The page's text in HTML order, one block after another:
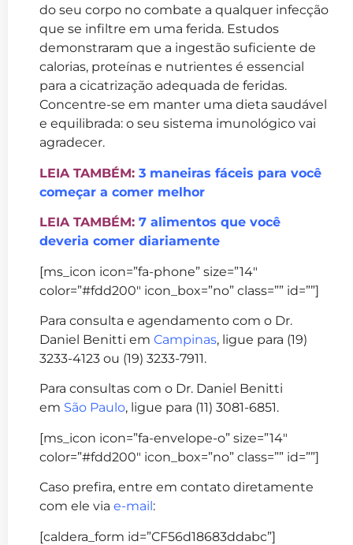
do seu corpo no combate a qualquer infecção
que se infiltre em uma ferida. Estudos
demonstraram que a ingestão suficiente de
calorias, proteínas e nutrientes é essencial
para a cicatrização adequada de feridas.
Concentre-se em manter uma dieta saudável
e equilibrada: o seu sistema imunológico vai
agradecer.
LEIA TAMBÉM: 3 maneiras fáceis para você
começar a comer melhor
LEIA TAMBÉM: 7 alimentos que você
deveria comer diariamente
[ms_icon icon=”fa-phone” size=”14″
color=”#fdd200″ icon_box=”no” class=”” id=””]
Para consulta e agendamento com o Dr.
Daniel Benitti em Campinas, ligue para (19)
3233-4123 ou (19) 3233-7911.
Para consultas com o Dr. Daniel Benitti
em São Paulo, ligue para (11) 3081-6851.
[ms_icon icon=”fa-envelope-o” size=”14″
color=”#fdd200″ icon_box=”no” class=”” id=””]
Caso prefira, entre em contato diretamente
com ele via e-mail :
[caldera_form id=”CF56d18683ddabc”]